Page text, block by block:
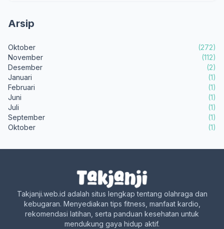
Arsip
Oktober
(272)
November
(112)
Desember
(2)
Januari
(1)
Februari
(1)
Juni
(1)
Juli
(1)
September
(1)
Oktober
(1)
Takjanji.web.id adalah situs lengkap tentang olahraga dan
kebugaran. Menyediakan tips fitness, manfaat kardio,
rekomendasi latihan, serta panduan kesehatan untuk
mendukung gaya hidup aktif.